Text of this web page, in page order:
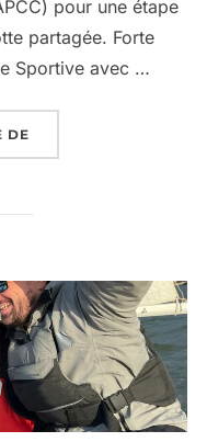
pour une étape
partagée. Forte
Sportive avec …
DE